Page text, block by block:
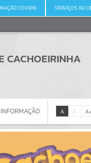
COVID19 SERVIÇOS AO
CACHOEIRINHA
A A- A